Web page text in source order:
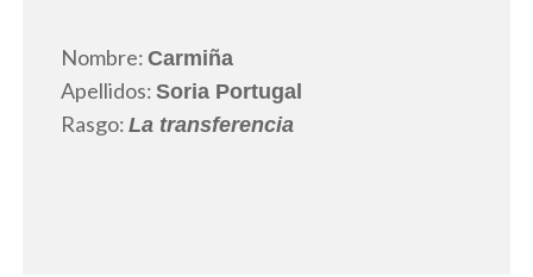
Nombre: Carmiña
Apellidos: Soria Portugal
Rasgo: La transferencia